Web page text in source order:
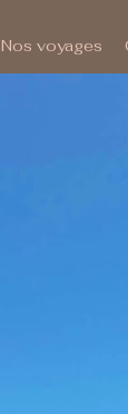
Nos voyages